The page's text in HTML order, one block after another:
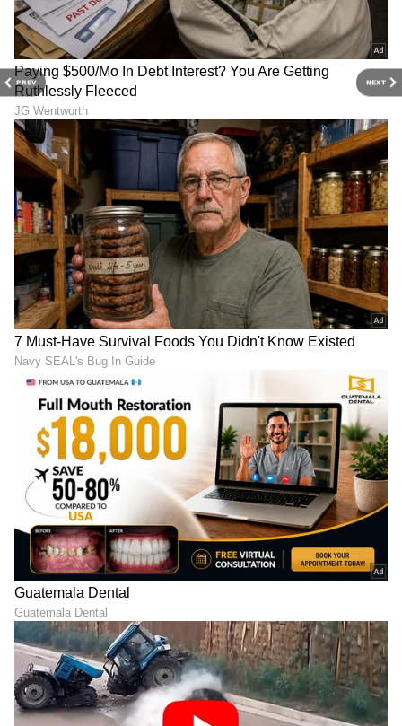
PREV NEXT
DOWNLOAD APP
RECOMMENDED STORIES
22 ವರ್ಷಗಳ ಬಳಿಕ ನಟ ಅಜಿತ್‌
ಪತ್ನಿ ಶಾಲಿನಿ ಕಮ್‌ಬ್ಯಾಕ್... ಆದರೆ
ಈ ಬಾರಿ ಟ್ವಿಸ್ಟ್ ಇದೆ!
ಸೆನ್ಸಾರ್‌ಶಿಪ್ ಅನ್ನೋದೇ
ಬೇಕಾಗಿಲ್ಲ, ಇದೊಂದು ಹಳಸಲು
ಪದ್ಧತಿ: ರಾಮ್ ಗೋಪಾಲ್
ವರ್ಮಾ ಕಿಡಿ
ಯಶ್‌ ಹೃದಯವಂತ ವ್ಯಕ್ತಿ, ಇಡೀ
ಟಾಕ್ಸಿಕ್‌ ಸಿನಿಮಾ ಅಭಿಮಾನಿಗಳಿಗೆ
ಹಬ್ಬ ಎಂದ ನಟಿ ತಾರಾ
ಸುತಾರಿಯಾ
ರಾಮ್ ಚರಣ್ RC17 ಚಿತ್ರಕ್ಕೆ
ಲೇಡಿ ಸೂಪರ್‌ಸ್ಟಾರ್ ಎಂಟ್ರಿ:
ನಿರ್ದೇಶಕ ಸುಕುಮಾರ್ ಪ್ಲ್ಯಾನ್
ಏನು?
LATEST VIDEOS
"ರಾಜಕೀಯ ಬೇಡ, ಸಿನಿಮಾನೇ ಪ್ರಾಣ":
ಕನಕೋತ್ಸವದಲ್ಲಿ ರಿಷಬ್ ಶೆಟ್ಟಿ | Rishab
Shetty speech | Suvarna News
ಶೇ.50 ರಿಂದ ಶೇ.18 ಕ್ಕೆ TAX ಇಳಿಕೆ: ಮೋದಿ-